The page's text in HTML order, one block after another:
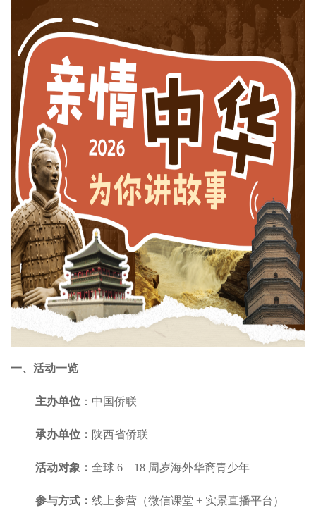
一、活动一览
主办单位 ：中国侨联
承办单位： 陕西省侨联
活动对象：全球 6—18 周岁海外华裔青少年
参与方式：线上参营（微信课堂 + 实景直播平台）